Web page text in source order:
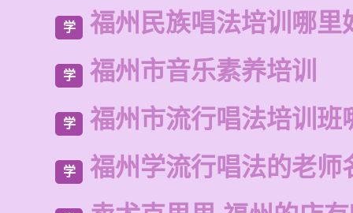
学 福州民族唱法培训哪里
学 福州市音乐素养培训
学 福州市流行唱法培训班
学 福州学流行唱法的老师